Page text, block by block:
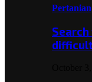
Pertanian